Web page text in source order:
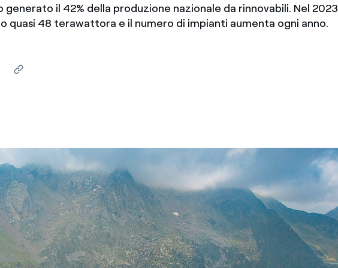
organizzazioni non
generato il 42% della produzione nazionale da rinnovabili. Nel 2023
quasi 48 terawattora e il numero di impianti aumenta ogni anno.